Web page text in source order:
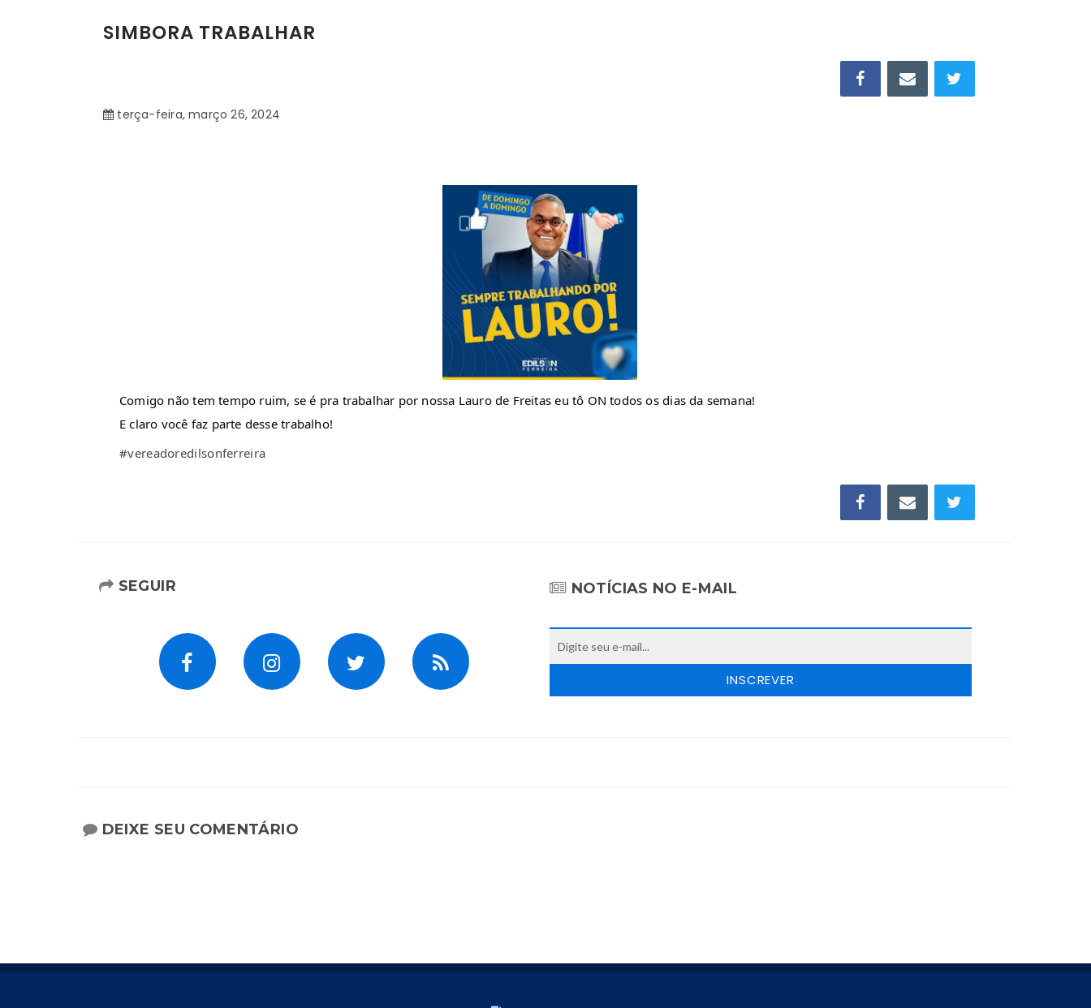
SIMBORA TRABALHAR
terça-feira, março 26, 2024
Comigo não tem tempo ruim, se é pra trabalhar por nossa Lauro de Freitas eu tô ON todos os dias da semana!
E claro você faz parte desse trabalho!
#vereadoredilsonferreira
SEGUIR NOTÍCIAS NO E-MAIL
DEIXE SEU COMENTÁRIO